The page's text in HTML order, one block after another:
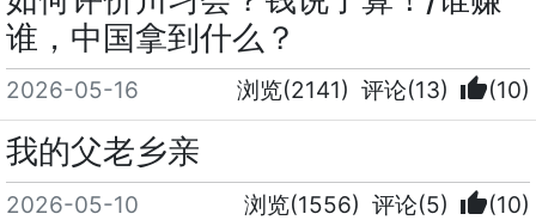
谁，中国拿到什么？
2026-05-16 浏览(2141) 评论(13) thumb_up(10)
我的父老乡亲
2026-05-10 浏览(1556) 评论(5) thumb_up(10)